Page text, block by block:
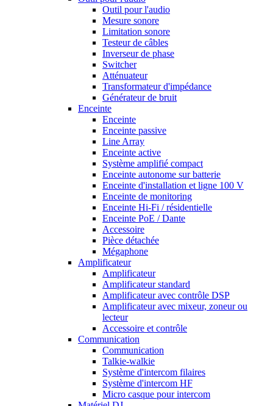
Outil pour l'audio
Mesure sonore
Limitation sonore
Testeur de câbles
Inverseur de phase
Switcher
Atténuateur
Transformateur d'impédance
Générateur de bruit
Enceinte
Enceinte
Enceinte passive
Line Array
Enceinte active
Système amplifié compact
Enceinte autonome sur batterie
Enceinte d'installation et ligne 100 V
Enceinte de monitoring
Enceinte Hi-Fi / résidentielle
Enceinte PoE / Dante
Accessoire
Pièce détachée
Mégaphone
Amplificateur
Amplificateur
Amplificateur standard
Amplificateur avec contrôle DSP
Amplificateur avec mixeur, zoneur ou
lecteur
Accessoire et contrôle
Communication
Communication
Talkie-walkie
Système d'intercom filaires
Système d'intercom HF
Micro casque pour intercom